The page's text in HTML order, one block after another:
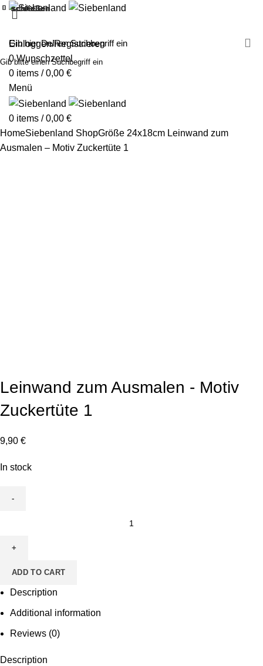
Einloggen/Registrieren
0Wunschzettel
0 items / 0,00 €
Menü
0 items / 0,00 €
HomeSiebenland ShopGröße 24x18cm Leinwand zum
Ausmalen – Motiv Zuckertüte 1
Leinwand zum Ausmalen - Motiv
Zuckertüte 1
9,90 €
In stock
Ausmalen
Motiv
Zuckertüte
ADD TO CART
Description
Additional information
Reviews (0)
Description
schließen
schließen
schließen
schließen
schließen
schließen
schließen
schließen
schließen
schließen
schließen
schließen
schließen
schließen
schließen
schließen
schließen
schließen
Gib bitte einen Suchbegriff ein